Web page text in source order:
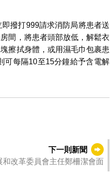
撥打999請求消防局將患者送
間，將患者頭部放低，解鬆衣
擦拭身體，或用濕毛巾包裹患
可每隔10至15分鐘給予含電解
下一則新聞
改革委員會主任鄭柵潔會面